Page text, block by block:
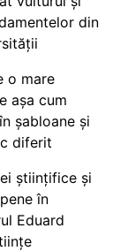
din
o mare
așa cum
șabloane și
diferit
științifice și
în
Eduard